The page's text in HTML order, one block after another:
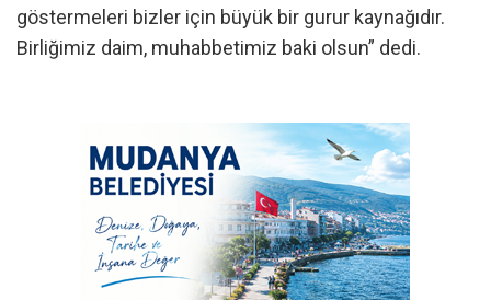
göstermeleri bizler için büyük bir gurur kaynağıdır.
Birliğimiz daim, muhabbetimiz baki olsun” dedi.